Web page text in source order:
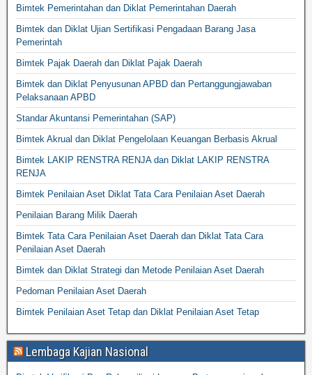
Bimtek Pemerintahan dan Diklat Pemerintahan Daerah
Bimtek dan Diklat Ujian Sertifikasi Pengadaan Barang Jasa
Pemerintah
Bimtek Pajak Daerah dan Diklat Pajak Daerah
Bimtek dan Diklat Penyusunan APBD dan Pertanggungjawaban
Pelaksanaan APBD
Standar Akuntansi Pemerintahan (SAP)
Bimtek Akrual dan Diklat Pengelolaan Keuangan Berbasis Akrual
Bimtek LAKIP RENSTRA RENJA dan Diklat LAKIP RENSTRA
RENJA
Bimtek Penilaian Aset Diklat Tata Cara Penilaian Aset Daerah
Penilaian Barang Milik Daerah
Bimtek Tata Cara Penilaian Aset Daerah dan Diklat Tata Cara
Penilaian Aset Daerah
Bimtek dan Diklat Strategi dan Metode Penilaian Aset Daerah
Pedoman Penilaian Aset Daerah
Bimtek Penilaian Aset Tetap dan Diklat Penilaian Aset Tetap
Lembaga Kajian Nasional